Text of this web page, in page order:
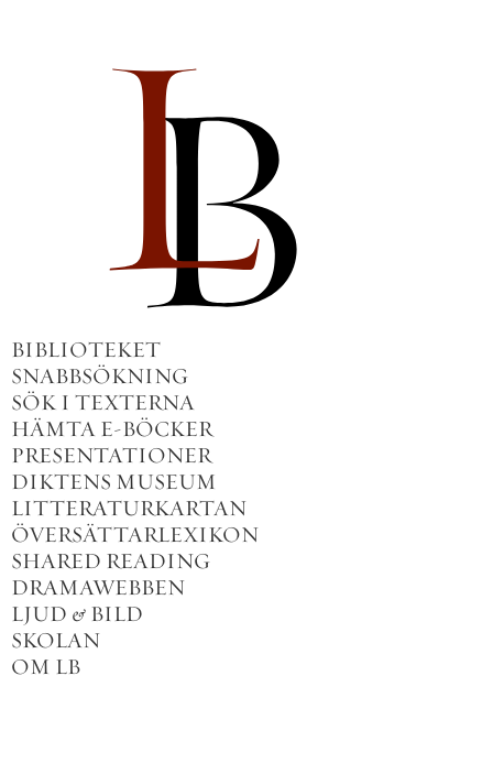
BIBLIOTEKET
SNABBSÖKNING
SÖK I TEXTERNA
HÄMTA E-BÖCKER
PRESENTATIONER
DIKTENS MUSEUM
LITTERATURKARTAN
ÖVERSÄTTARLEXIKON
SHARED READING
DRAMAWEBBEN
LJUD & BILD
SKOLAN
OM LB